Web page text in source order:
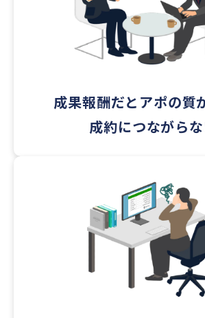
成果報酬だとアポの質
成約につながら